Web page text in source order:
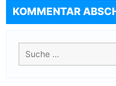
Suche
nach: